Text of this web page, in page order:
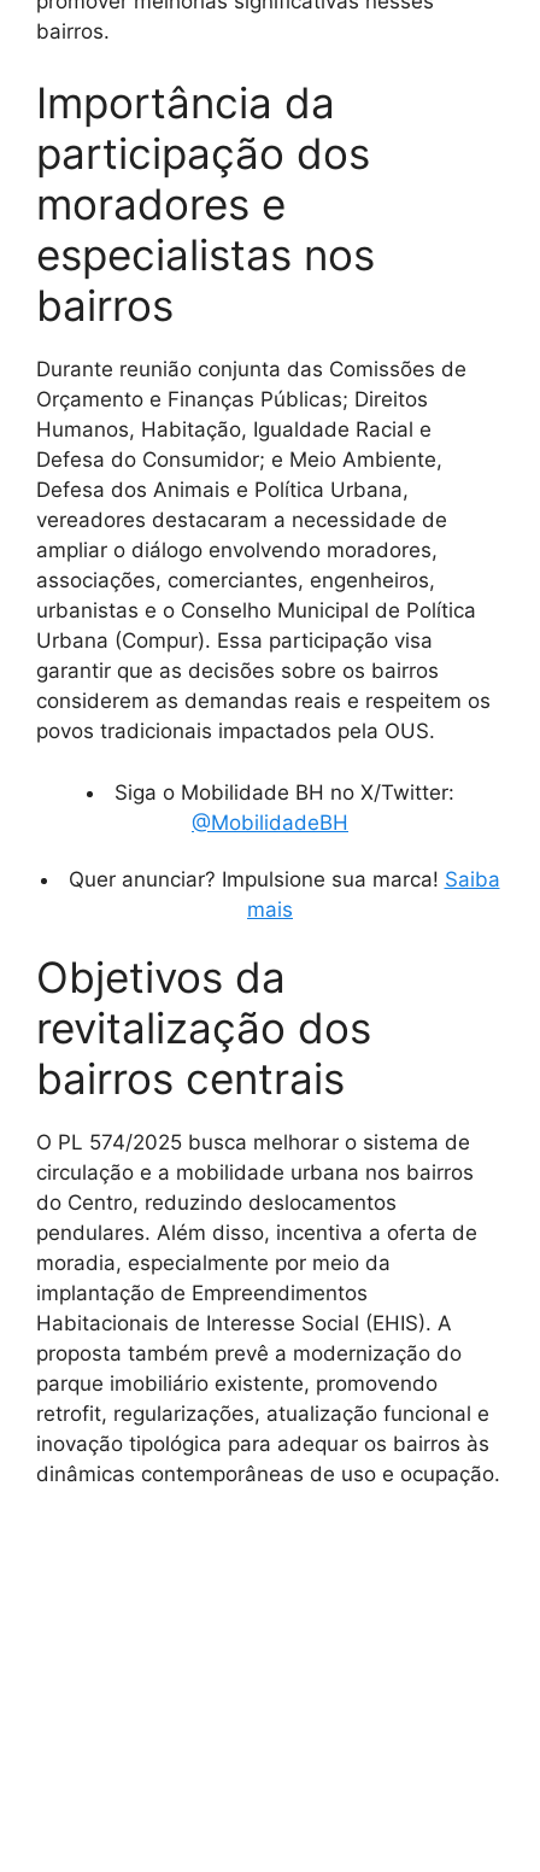
bairros.
Importância da
participação dos
moradores e
especialistas nos
bairros
Durante reunião conjunta das Comissões de
Orçamento e Finanças Públicas; Direitos
Humanos, Habitação, Igualdade Racial e
Defesa do Consumidor; e Meio Ambiente,
Defesa dos Animais e Política Urbana,
vereadores destacaram a necessidade de
ampliar o diálogo envolvendo moradores,
associações, comerciantes, engenheiros,
urbanistas e o Conselho Municipal de Política
Urbana (Compur). Essa participação visa
garantir que as decisões sobre os bairros
considerem as demandas reais e respeitem os
povos tradicionais impactados pela OUS.
Siga o Mobilidade BH no X/Twitter:
@MobilidadeBH
Quer anunciar? Impulsione sua marca! Saiba
mais
Objetivos da
revitalização dos
bairros centrais
O PL 574/2025 busca melhorar o sistema de
circulação e a mobilidade urbana nos bairros
do Centro, reduzindo deslocamentos
pendulares. Além disso, incentiva a oferta de
moradia, especialmente por meio da
implantação de Empreendimentos
Habitacionais de Interesse Social (EHIS). A
proposta também prevê a modernização do
parque imobiliário existente, promovendo
retrofit, regularizações, atualização funcional e
inovação tipológica para adequar os bairros às
dinâmicas contemporâneas de uso e ocupação.